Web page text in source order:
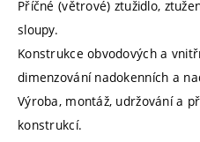
Příčné (větrové) ztužidlo,
sloupy.
Konstrukce obvodových a
dimenzování nadokenních a
Výroba, montáž, udržování a
konstrukcí.